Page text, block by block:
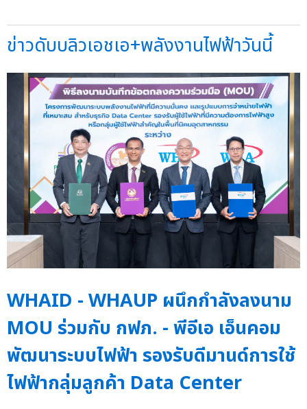
ข่าวดับบลิวเอชเอ+พลังงานไฟฟ้าวันนี้
WHAID - WHAUP ผนึกกำลังลงนาม
MOU ร่วมกับ กฟภ. - พีอีเอ เอ็นคอม
พัฒนาระบบไฟฟ้า รองรับดีมานด์การใช้
ไฟฟ้ากลุ่มลูกค้า Data Center